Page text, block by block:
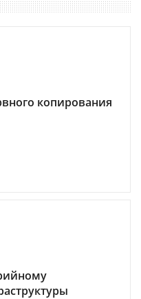
копирования